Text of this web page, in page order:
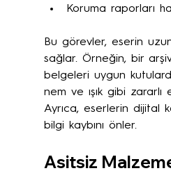
Koruma raporları
Bu görevler, eserin
sağlar. Örneğin, bir
belgeleri uygun
nem ve ışık gibi zararlı
Ayrıca, eserlerin dijital
bilgi kaybını önler.
Asitsiz